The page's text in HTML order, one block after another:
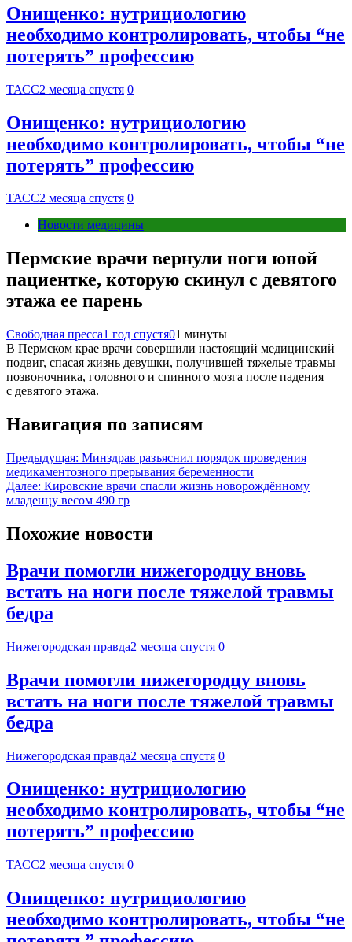
Онищенко: нутрициологию
необходимо контролировать, чтобы “не
потерять” профессию
ТАСС2 месяца спустя 0
Онищенко: нутрициологию
необходимо контролировать, чтобы “не
потерять” профессию
ТАСС2 месяца спустя 0
Новости медицины
Пермские врачи вернули ноги юной
пациентке, которую скинул с девятого
этажа ее парень
Свободная пресса1 год спустя01 минуты
В Пермском крае врачи совершили настоящий медицинский
подвиг, спасая жизнь девушки, получившей тяжелые травмы
позвоночника, головного и спинного мозга после падения
с девятого этажа.
Навигация по записям
Предыдущая: Минздрав разъяснил порядок проведения
медикаментозного прерывания беременности
Далее: Кировские врачи спасли жизнь новорождённому
младенцу весом 490 гр
Похожие новости
Врачи помогли нижегородцу вновь
встать на ноги после тяжелой травмы
бедра
Нижегородская правда2 месяца спустя 0
Врачи помогли нижегородцу вновь
встать на ноги после тяжелой травмы
бедра
Нижегородская правда2 месяца спустя 0
Онищенко: нутрициологию
необходимо контролировать, чтобы “не
потерять” профессию
ТАСС2 месяца спустя 0
Онищенко: нутрициологию
необходимо контролировать, чтобы “не